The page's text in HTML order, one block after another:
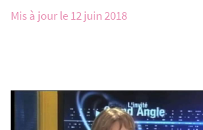
Mis à jour le 12 juin 2018